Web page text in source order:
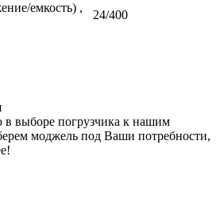
емкость) ,
24/400
в выборе погрузчика к нашим
моджель под Ваши потребности,